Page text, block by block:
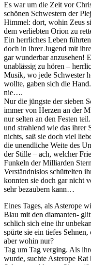
Es war um die Zeit vor
schönen Schwestern der
Himmel: dort, wohin Zeus
dem verliebten Orion zu
Ein herrliches Leben
doch in ihrer Jugend mit
gar wunderbar anzusehen!
unablässig zu hören –
Musik, wo jede Schwester
wollte, gaben sich die
nie….
Nur die jüngste der sieben
immer von Herzen an der
nur selten an den Festen
und strahlend wie das ihrer
nichts, saß sie doch viel
die unendliche Weite des
der Stille – ach, welcher
Funkeln der Milliarden
Verständnislos schüttelten
konnten sie doch gar nicht
sehr bezaubern kann…
Eines Tages, als Asterope
Blau mit den diamanten-
schlich sich eine ihr
spürte sie ein tiefes
aber wohin nur?
Tag um Tag verging. Als
wurde, suchte Asterope Rat